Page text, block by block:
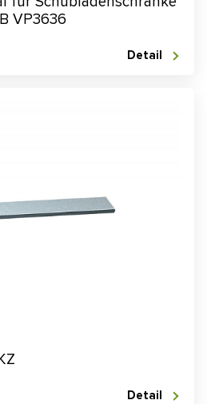
VP3636
Detail
Detail